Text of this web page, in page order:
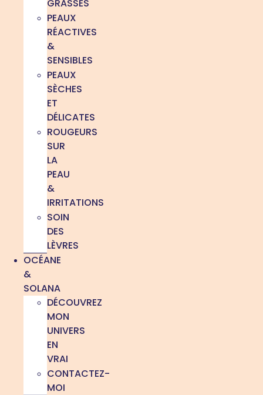
GRASSES
PEAUX
RÉACTIVES
&
SENSIBLES
PEAUX
SÈCHES
ET
DÉLICATES
ROUGEURS
SUR
LA
PEAU
&
IRRITATIONS
SOIN
DES
LÈVRES
OCÉANE
&
SOLANA
DÉCOUVREZ
MON
UNIVERS
EN
VRAI
CONTACTEZ-
MOI